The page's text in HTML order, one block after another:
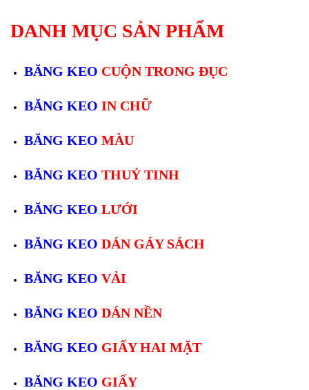
DANH MỤC SẢN PHẨM
BĂNG KEO CUỘN TRONG ĐỤC
BĂNG KEO IN CHỮ
BĂNG KEO MÀU
BĂNG KEO THUỶ TINH
BĂNG KEO LƯỚI
BĂNG KEO DÁN GÁY SÁCH
BĂNG KEO VẢI
BĂNG KEO DÁN NỀN
BĂNG KEO GIẤY HAI MẶT
BĂNG KEO GIẤY